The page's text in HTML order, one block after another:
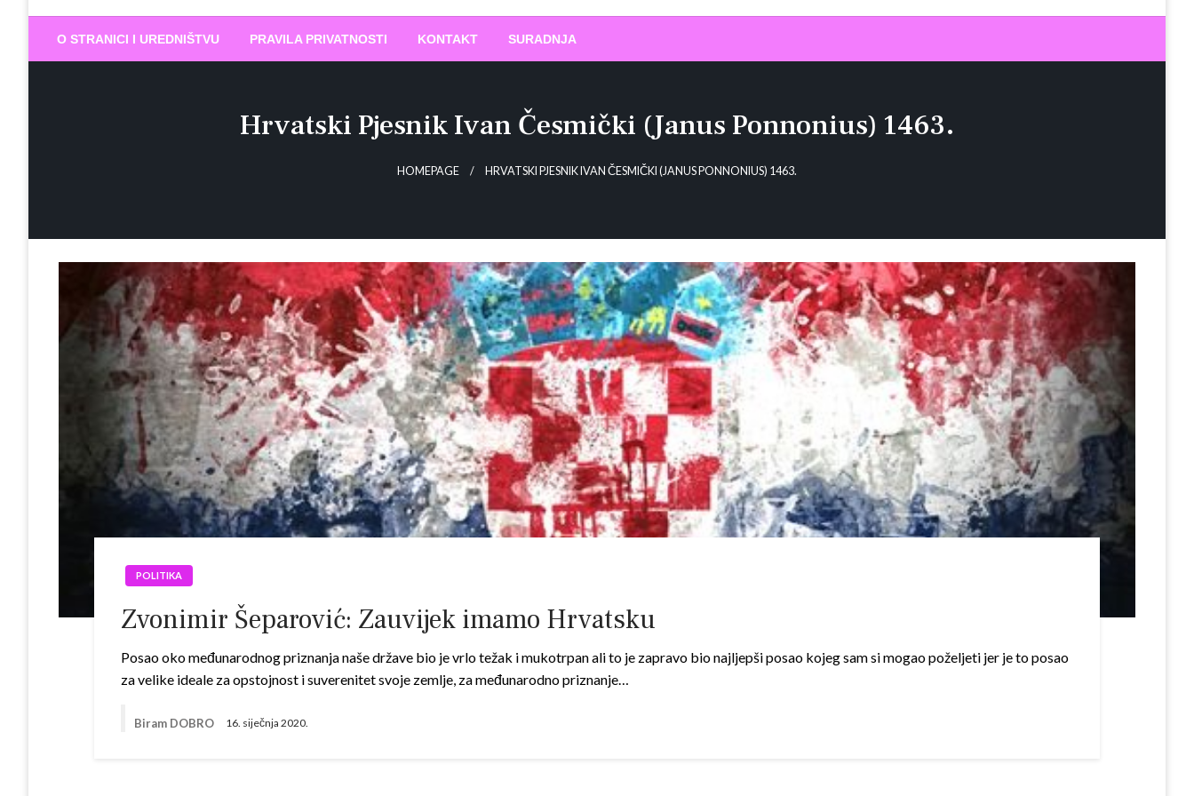
Biram DOBRO
O STRANICI I UREDNIŠTVU PRAVILA PRIVATNOSTI KONTAKT SURADNJA
Hrvatski Pjesnik Ivan Česmički (Janus Ponnonius) 1463.
HOMEPAGE HRVATSKI PJESNIK IVAN ČESMIČKI (JANUS PONNONIUS) 1463.
POLITIKA
Zvonimir Šeparović: Zauvijek imamo Hrvatsku
Posao oko međunarodnog priznanja naše države bio je vrlo težak i mukotrpan ali to je zapravo bio najljepši posao kojeg sam si mogao poželjeti jer je to posao
za velike ideale za opstojnost i suverenitet svoje zemlje, za međunarodno priznanje…
Biram DOBRO 16. siječnja 2020.